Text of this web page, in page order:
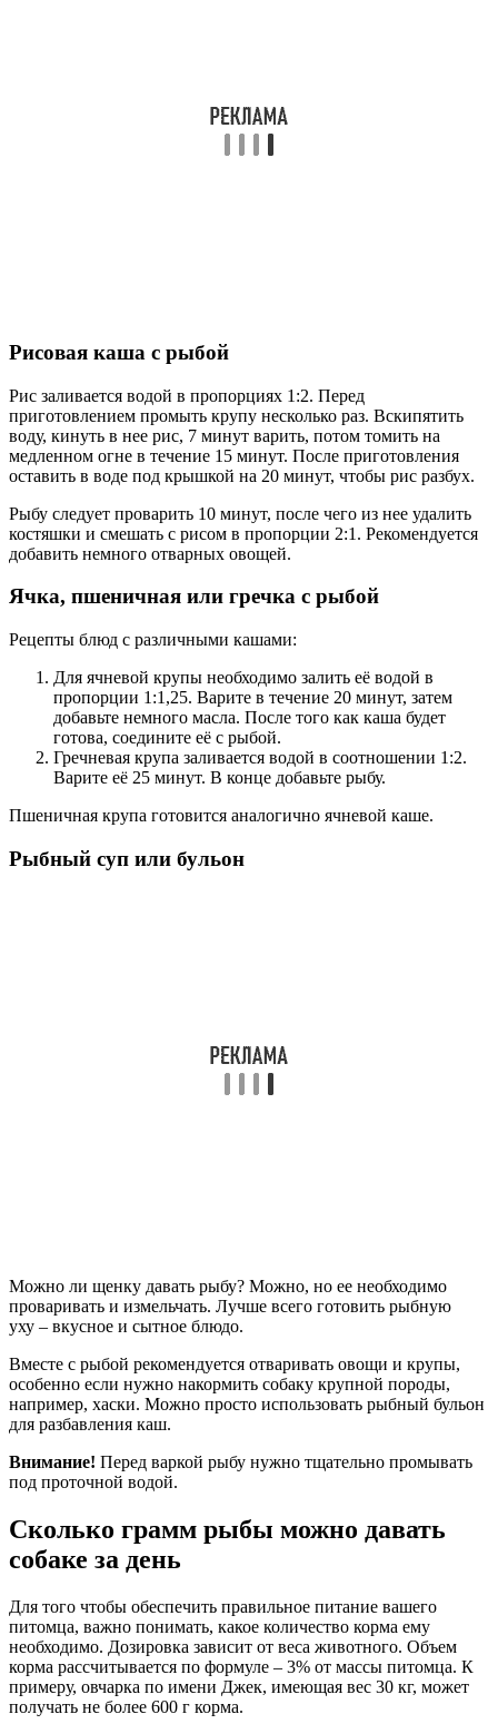
Рисовая каша с рыбой
Рис заливается водой в пропорциях 1:2. Перед
приготовлением промыть крупу несколько раз. Вскипятить
воду, кинуть в нее рис, 7 минут варить, потом томить на
медленном огне в течение 15 минут. После приготовления
оставить в воде под крышкой на 20 минут, чтобы рис разбух.
Рыбу следует проварить 10 минут, после чего из нее удалить
костяшки и смешать с рисом в пропорции 2:1. Рекомендуется
добавить немного отварных овощей.
Ячка, пшеничная или гречка с рыбой
Рецепты блюд с различными кашами:
Для ячневой крупы необходимо залить её водой в
пропорции 1:1,25. Варите в течение 20 минут, затем
добавьте немного масла. После того как каша будет
готова, соедините её с рыбой.
Гречневая крупа заливается водой в соотношении 1:2.
Варите её 25 минут. В конце добавьте рыбу.
Пшеничная крупа готовится аналогично ячневой каше.
Рыбный суп или бульон
Можно ли щенку давать рыбу? Можно, но ее необходимо
проваривать и измельчать. Лучше всего готовить рыбную
уху – вкусное и сытное блюдо.
Вместе с рыбой рекомендуется отваривать овощи и крупы,
особенно если нужно накормить собаку крупной породы,
например, хаски. Можно просто использовать рыбный бульон
для разбавления каш.
Внимание! Перед варкой рыбу нужно тщательно промывать
под проточной водой.
Сколько грамм рыбы можно давать
собаке за день
Для того чтобы обеспечить правильное питание вашего
питомца, важно понимать, какое количество корма ему
необходимо. Дозировка зависит от веса животного. Объем
корма рассчитывается по формуле – 3% от массы питомца. К
примеру, овчарка по имени Джек, имеющая вес 30 кг, может
получать не более 600 г корма.